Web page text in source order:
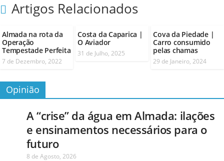
Artigos Relacionados
Almada na rota da
Operação
Tempestade Perfeita
7 de Dezembro, 2022
Costa da Caparica |
O Aviador
31 de Julho, 2025
Cova da Piedade |
Carro consumido
pelas chamas
29 de Janeiro, 2024
Opinião
A “crise” da água em Almada: ilações
e ensinamentos necessários para o
futuro
8 de Agosto, 2026